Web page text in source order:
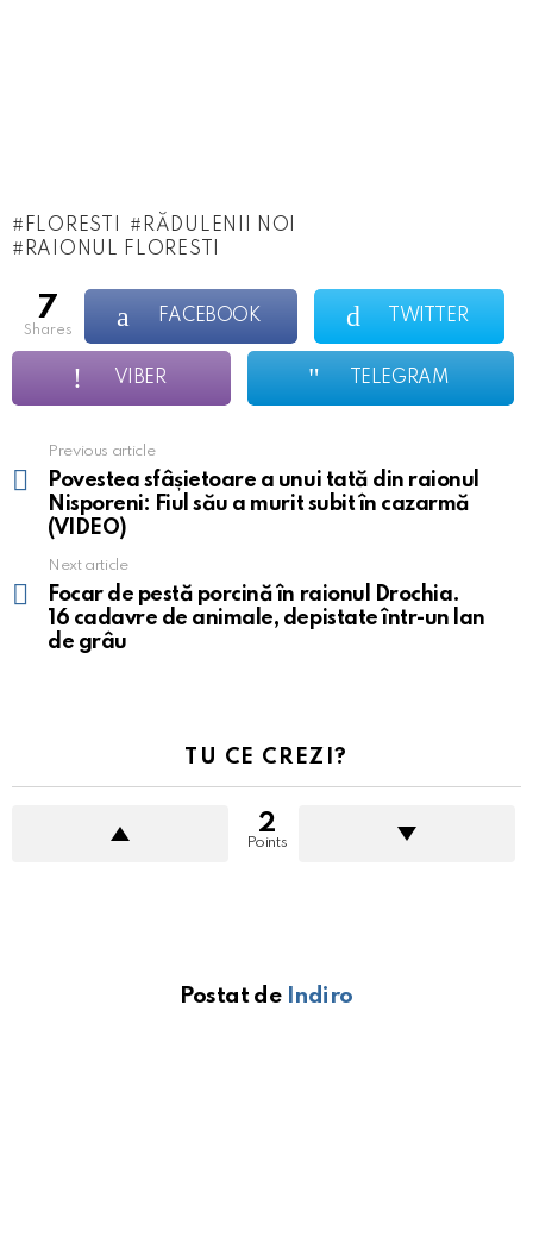
FLORESTI
RĂDULENII NOI
RAIONUL FLORESTI
7
shares
FACEBOOK TWITTER
VIBER TELEGRAM
more
Previous article
Povestea sfâșietoare a unui tată din raionul
Nisporeni: Fiul său a murit subit în cazarmă
(VIDEO)
Next article
Focar de pestă porcină în raionul Drochia.
16 cadavre de animale, depistate într-un lan
de grâu
TU CE CREZI?
2
Points
Postat de Indiro